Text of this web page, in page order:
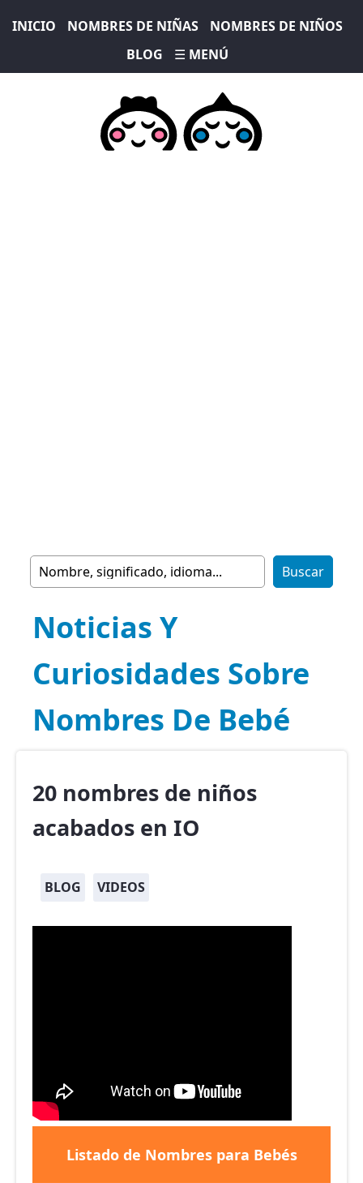
INICIO NOMBRES DE NIÑAS
NOMBRES DE NIÑOS
BLOG
☰ MENÚ
Noticias Y
Curiosidades Sobre
Nombres De Bebé
20 nombres de niños
acabados en IO
BLOG VIDEOS
Listado de Nombres para Bebés